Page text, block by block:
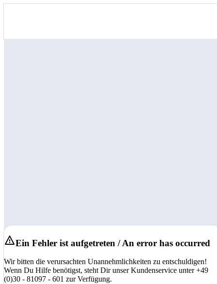
Ein Fehler ist aufgetreten / An error has occurred
Wir bitten die verursachten Unannehmlichkeiten zu entschuldigen!
Wenn Du Hilfe benötigst, steht Dir unser Kundenservice unter +49
(0)30 - 81097 - 601 zur Verfügung.